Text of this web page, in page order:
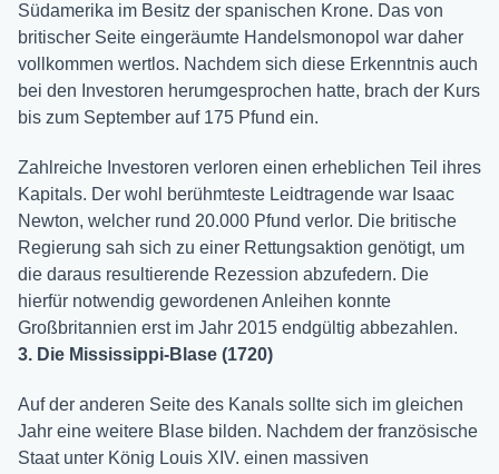
Südamerika im Besitz der spanischen Krone. Das von
britischer Seite eingeräumte Handelsmonopol war daher
vollkommen wertlos. Nachdem sich diese Erkenntnis auch
bei den Investoren herumgesprochen hatte, brach der Kurs
bis zum September auf 175 Pfund ein.
Zahlreiche Investoren verloren einen erheblichen Teil ihres
Kapitals. Der wohl berühmteste Leidtragende war Isaac
Newton, welcher rund 20.000 Pfund verlor. Die britische
Regierung sah sich zu einer Rettungsaktion genötigt, um
die daraus resultierende Rezession abzufedern. Die
hierfür notwendig gewordenen Anleihen konnte
Großbritannien erst im Jahr 2015 endgültig abbezahlen.
3. Die Mississippi-Blase (1720)
Auf der anderen Seite des Kanals sollte sich im gleichen
Jahr eine weitere Blase bilden. Nachdem der französische
Staat unter König Louis XIV. einen massiven